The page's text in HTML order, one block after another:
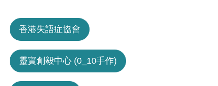
香港失語症協會
靈實創毅中心 (0_10手作)